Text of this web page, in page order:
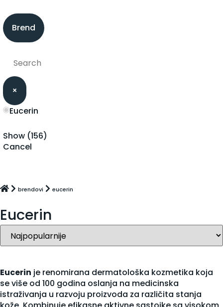
Brend
×
eucerin
Show (156)
Cancel
brendovi eucerin
Eucerin
Eucerin je renomirana dermatološka kozmetika koja
se više od 100 godina oslanja na medicinska
istraživanja u razvoju proizvoda za različita stanja